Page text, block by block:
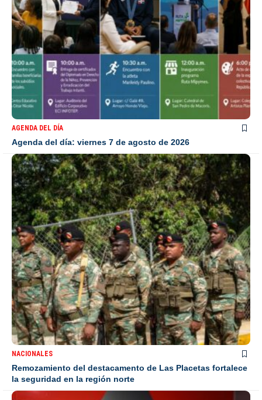
AGENDA DEL DÍA
Agenda del día: viernes 7 de agosto de 2026
NACIONALES
Remozamiento del destacamento de Las Placetas fortalece
la seguridad en la región norte